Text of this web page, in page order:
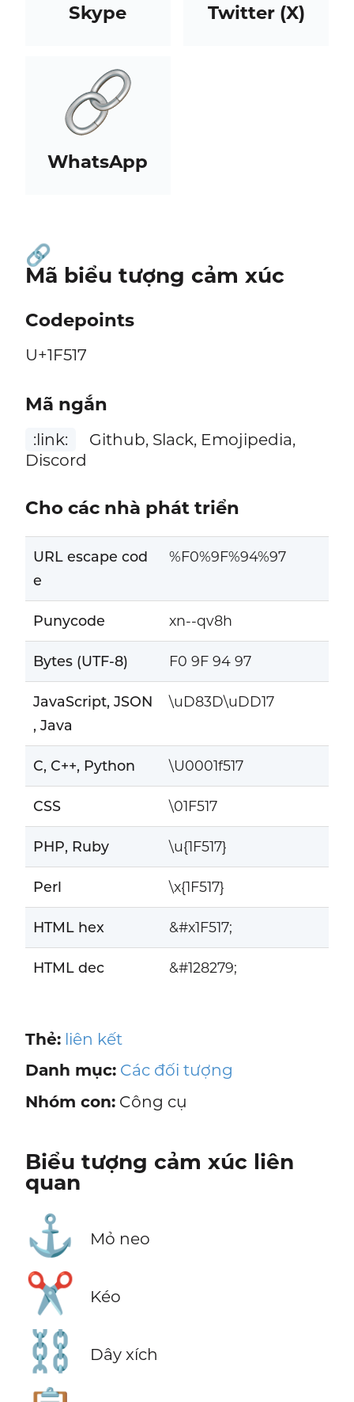
Skype Twitter (X)
WhatsApp
🔗
Mã biểu tượng cảm xúc
Codepoints
U+1F517
Mã ngắn
:link:
Github, Slack, Emojipedia,
Discord
Cho các nhà phát triển
URL escape cod
e
%F0%9F%94%97
Punycode xn--qv8h
Bytes (UTF-8) F0 9F 94 97
JavaScript, JSON
, Java
\uD83D\uDD17
C, C++, Python \U0001f517
CSS \01F517
PHP, Ruby \u{1F517}
Perl \x{1F517}
HTML hex &#x1F517;
HTML dec &#128279;
Thẻ: liên kết
Danh mục: Các đối tượng
Nhóm con:Công cụ
Biểu tượng cảm xúc liên
quan
⚓ Mỏ neo
✂️ Kéo
⛓️ Dây xích